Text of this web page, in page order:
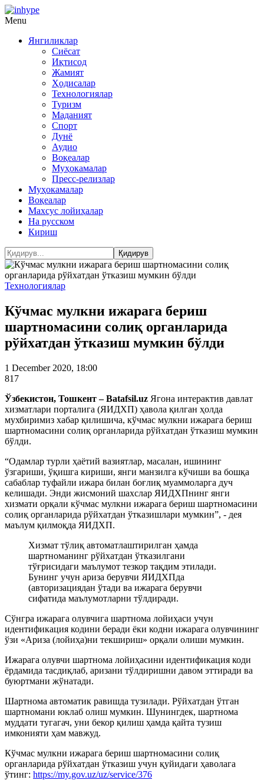
Menu
Янгиликлар
Сиёсат
Иқтисод
Жамият
Ҳодисалар
Технологиялар
Туризм
Маданият
Спорт
Дунё
Аудио
Воқеалар
Муҳокамалар
Пресс-релизлар
Муҳокамалар
Воқеалар
Махсус лойиҳалар
На русском
Кириш
Технологиялар
Кўчмас мулкни ижарага бериш
шартномасини солиқ органларида
рўйхатдан ўтказиш мумкин бўлди
1 December 2020, 18:00
817
Ўзбекистон, Тошкент – Batafsil.uz Ягона интерактив давлат
хизматлари порталига (ЯИДХП) ҳавола қилган ҳолда
мухбиримиз хабар қилишича, кўчмас мулкни ижарага бериш
шартномасини солиқ органларида рўйхатдан ўтказиш мумкин
бўлди.
“Одамлар турли ҳаётий вазиятлар, масалан, ишининг
ўзгариши, ўқишга кириши, янги манзилга кўчиши ва бошқа
сабаблар туфайли ижара билан боғлиқ муаммоларга дуч
келишади. Энди жисмоний шахслар ЯИДХПнинг янги
хизмати орқали кўчмас мулкни ижарага бериш шартномасини
солиқ органларида рўйхатдан ўтказишлари мумкин”, - дея
маълум қилмоқда ЯИДХП.
Хизмат тўлиқ автоматлаштирилган ҳамда
шартноманинг рўйхатдан ўтказилгани
тўғрисидаги маълумот тезкор тақдим этилади.
Бунинг учун ариза берувчи ЯИДХПда
(авторизациядан ўтади ва ижарага берувчи
сифатида маълумотларни тўлдиради.
Сўнгра ижарага олувчига шартнома лойиҳаси учун
идентификация кодини беради ёки кодни ижарага олувчининг
ўзи «Ариза (лойиҳа)ни текшириш» орқали олиши мумкин.
Ижарага олувчи шартнома лойиҳасини идентификация коди
ёрдамида тасдиқлаб, аризани тўлдиришни давом эттиради ва
буюртмани жўнатади.
Шартнома автоматик равишда тузилади. Рўйхатдан ўтган
шартномани юклаб олиш мумкин. Шунингдек, шартнома
муддати тугагач, уни бекор қилиш ҳамда қайта тузиш
имконияти ҳам мавжуд.
Кўчмас мулкни ижарага бериш шартномасини солиқ
органларида рўйхатдан ўтказиш учун қуйидаги ҳаволага
ўтинг: https://my.gov.uz/uz/service/376